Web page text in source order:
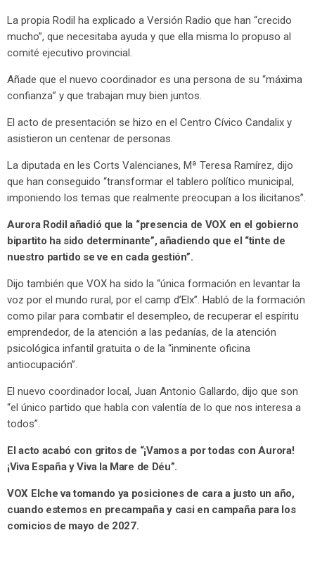
La propia Rodil ha explicado a Versión Radio que han “crecido
mucho”, que necesitaba ayuda y que ella misma lo propuso al
comité ejecutivo provincial.
Añade que el nuevo coordinador es una persona de su “máxima
confianza” y que trabajan muy bien juntos.
El acto de presentación se hizo en el Centro Cívico Candalix y
asistieron un centenar de personas.
La diputada en les Corts Valencianes, Mª Teresa Ramírez, dijo
que han conseguido “transformar el tablero político municipal,
imponiendo los temas que realmente preocupan a los ilicitanos”.
Aurora Rodil añadió que la “presencia de VOX en el gobierno
bipartito ha sido determinante”, añadiendo que el “tinte de
nuestro partido se ve en cada gestión”.
Dijo también que VOX ha sido la “única formación en levantar la
voz por el mundo rural, por el camp d’Elx”. Habló de la formación
como pilar para combatir el desempleo, de recuperar el espíritu
emprendedor, de la atención a las pedanías, de la atención
psicológica infantil gratuita o de la “inminente oficina
antiocupación”.
El nuevo coordinador local, Juan Antonio Gallardo, dijo que son
“el único partido que habla con valentía de lo que nos interesa a
todos”.
El acto acabó con gritos de “¡Vamos a por todas con Aurora!
¡Viva España y Viva la Mare de Déu”.
VOX Elche va tomando ya posiciones de cara a justo un año,
cuando estemos en precampaña y casi en campaña para los
comicios de mayo de 2027.